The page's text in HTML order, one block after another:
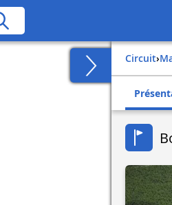
Circuit›